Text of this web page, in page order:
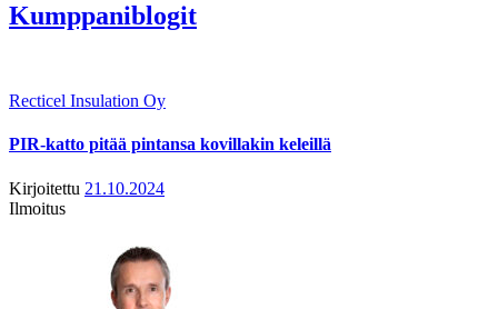
Kumppaniblogit
Recticel Insulation Oy
PIR-katto pitää pintansa kovillakin keleillä
Kirjoitettu 21.10.2024
Ilmoitus